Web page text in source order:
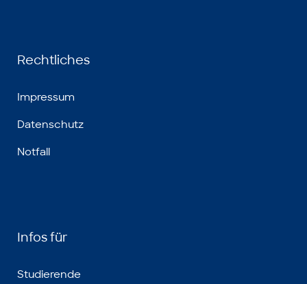
Rechtliches
Impressum
Datenschutz
Notfall
Infos für
Studierende